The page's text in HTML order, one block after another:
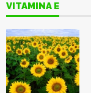
VITAMINA E